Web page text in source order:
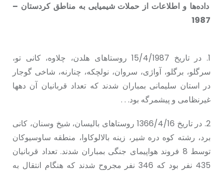
دادەها و اطلاعات از حملات شیمیایی به مناطق کردستان –
1987
1. در تاریخ 15/4/1987 روستاهای هلدن، چلاوه، کانی تو،
سرگلو، برگلو، آواژی، سروان، نولچکە، چنارنه، شاخی گوجار
در استان سلیمانی بمباران شدند که تعداد قربانیان آن دهها
غیرنظامی و پیشمرگه بود. . .
2. در تاریخ 1366/4/16 روستاهای بالیسان، شیخ وسنان، کانی
برد، رشته کوه درە شیر، زینه بالالوکاوا، منطقه ساوسیوکان
توسط 8 فروند هواپیمای جنگی بمباران شدند. تعداد قربانیان
435 نفر بود که 346 نفر مجروح شدند که هنگام انتقال به